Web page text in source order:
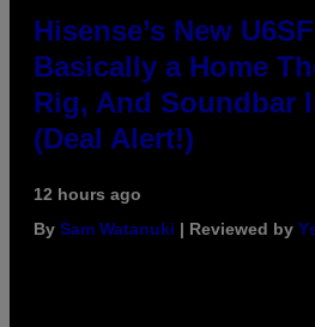
Hisense’s New
Basically a Home
Rig, And Soundbar
(Deal Alert!)
12 hours ago
By Sam Watanuki | Reviewed by